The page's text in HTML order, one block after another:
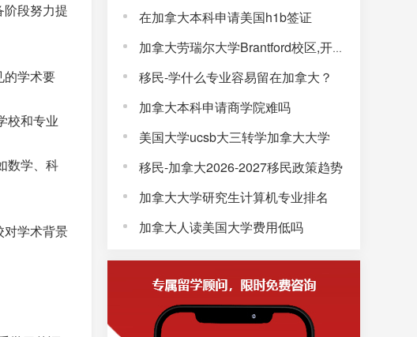
段努力提
学术要
校和专业
数学、科
学术背景
在加拿大本科申请美国h1b签证
加拿大劳瑞尔大学Brantford校区,开启通往未来的大学生活!
移民-学什么专业容易留在加拿大？
加拿大本科申请商学院难吗
美国大学ucsb大三转学加拿大大学
移民-加拿大2026-2027移民政策趋势
加拿大大学研究生计算机专业排名
加拿大人读美国大学费用低吗